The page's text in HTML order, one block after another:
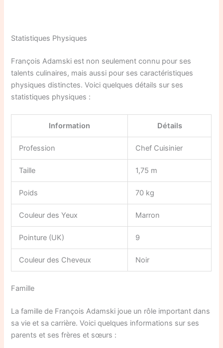
Statistiques Physiques
François Adamski est non seulement connu pour ses
talents culinaires, mais aussi pour ses caractéristiques
physiques distinctes. Voici quelques détails sur ses
statistiques physiques :
Information Détails
Profession Chef Cuisinier
Taille 1,75 m
Poids 70 kg
Couleur des Yeux Marron
Pointure (UK) 9
Couleur des Cheveux Noir
Famille
La famille de François Adamski joue un rôle important dans
sa vie et sa carrière. Voici quelques informations sur ses
parents et ses frères et sœurs :